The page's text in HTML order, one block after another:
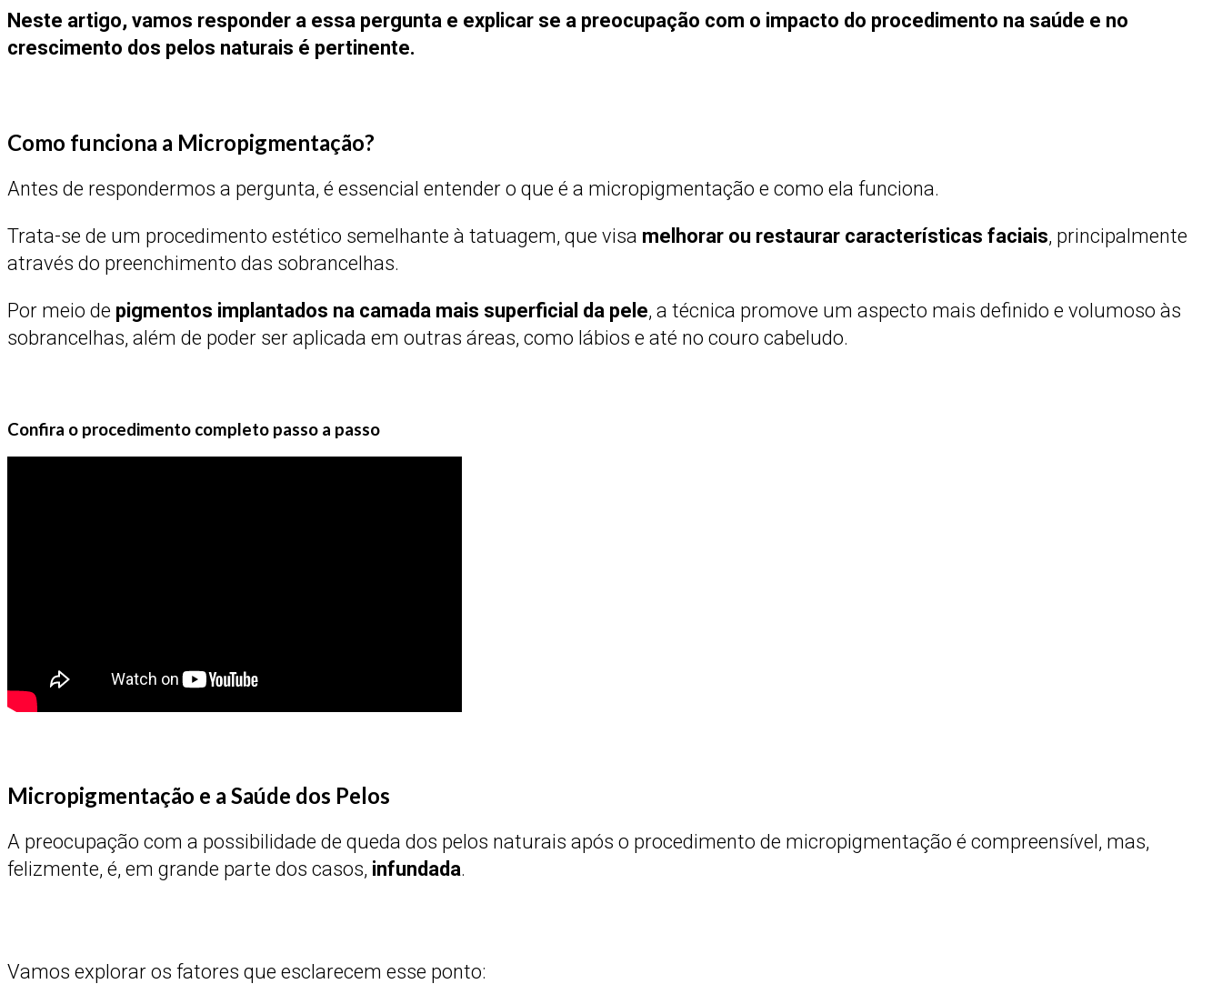
Neste artigo, vamos responder a essa pergunta e explicar se a preocupação com o impacto do procedimento na saúde e no
crescimento dos pelos naturais é pertinente.
Como funciona a Micropigmentação?
Antes de respondermos a pergunta, é essencial entender o que é a micropigmentação e como ela funciona.
Trata-se de um procedimento estético semelhante à tatuagem, que visa melhorar ou restaurar características faciais, principalmente
através do preenchimento das sobrancelhas.
Por meio de pigmentos implantados na camada mais superficial da pele, a técnica promove um aspecto mais definido e volumoso às
sobrancelhas, além de poder ser aplicada em outras áreas, como lábios e até no couro cabeludo.
Confira o procedimento completo passo a passo
Micropigmentação e a Saúde dos Pelos
A preocupação com a possibilidade de queda dos pelos naturais após o procedimento de micropigmentação é compreensível, mas,
felizmente, é, em grande parte dos casos, infundada.
Vamos explorar os fatores que esclarecem esse ponto: